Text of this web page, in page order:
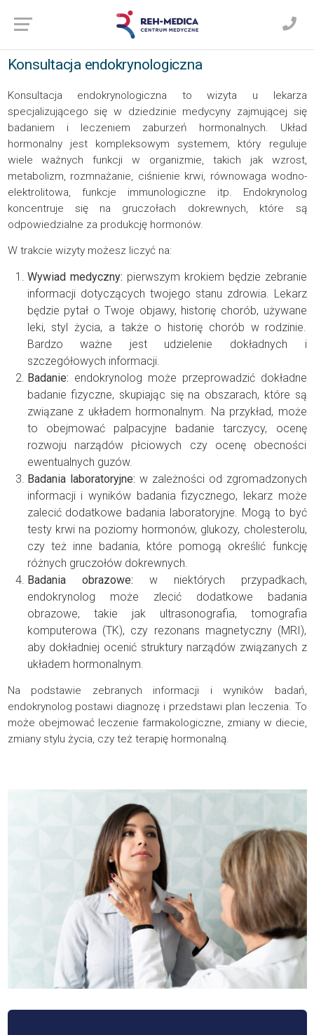
Konsultacja endokrynologiczna
Konsultacja endokrynologiczna to wizyta u lekarza
specjalizującego się w dziedzinie medycyny zajmującej się
badaniem i leczeniem zaburzeń hormonalnych. Układ
hormonalny jest kompleksowym systemem, który reguluje
wiele ważnych funkcji w organizmie, takich jak wzrost,
metabolizm, rozmnażanie, ciśnienie krwi, równowaga wodno-
elektrolitowa, funkcje immunologiczne itp. Endokrynolog
koncentruje się na gruczołach dokrewnych, które są
odpowiedzialne za produkcję hormonów.
W trakcie wizyty możesz liczyć na:
Wywiad medyczny: pierwszym krokiem będzie zebranie
informacji dotyczących twojego stanu zdrowia. Lekarz
będzie pytał o Twoje objawy, historię chorób, używane
leki, styl życia, a także o historię chorób w rodzinie.
Bardzo ważne jest udzielenie dokładnych i
szczegółowych informacji.
Badanie: endokrynolog może przeprowadzić dokładne
badanie fizyczne, skupiając się na obszarach, które są
związane z układem hormonalnym. Na przykład, może
to obejmować palpacyjne badanie tarczycy, ocenę
rozwoju narządów płciowych czy ocenę obecności
ewentualnych guzów.
Badania laboratoryjne: w zależności od zgromadzonych
informacji i wyników badania fizycznego, lekarz może
zalecić dodatkowe badania laboratoryjne. Mogą to być
testy krwi na poziomy hormonów, glukozy, cholesterolu,
czy też inne badania, które pomogą określić funkcję
różnych gruczołów dokrewnych.
Badania obrazowe: w niektórych przypadkach,
endokrynolog może zlecić dodatkowe badania
obrazowe, takie jak ultrasonografia, tomografia
komputerowa (TK), czy rezonans magnetyczny (MRI),
aby dokładniej ocenić struktury narządów związanych z
układem hormonalnym.
Na podstawie zebranych informacji i wyników badań,
endokrynolog postawi diagnozę i przedstawi plan leczenia. To
może obejmować leczenie farmakologiczne, zmiany w diecie,
zmiany stylu życia, czy też terapię hormonalną.